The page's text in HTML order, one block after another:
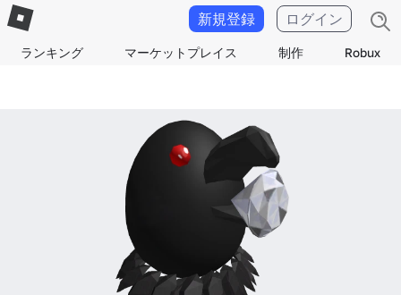
ランキング マーケットプレイス 制作 Robux
新規登録 ログイン